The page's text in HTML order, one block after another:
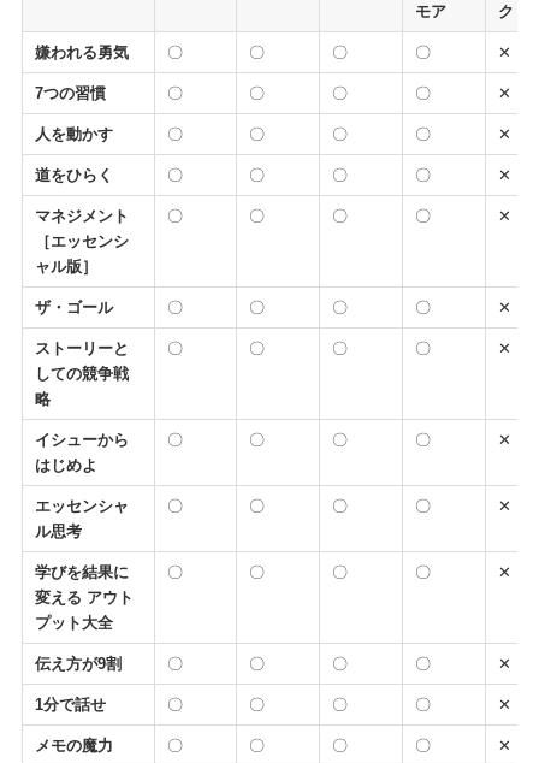
モア
ク
嫌われる勇気 〇 〇 〇 〇 ✕
7つの習慣 〇 〇 〇 〇 ✕
人を動かす 〇 〇 〇 〇 ✕
道をひらく 〇 〇 〇 〇 ✕
マネジメント
［エッセンシ
ャル版］
〇 〇 〇 〇 ✕
ザ・ゴール 〇 〇 〇 〇 ✕
ストーリーと
しての競争戦
略
〇 〇 〇 〇 ✕
イシューから
はじめよ
〇 〇 〇 〇 ✕
エッセンシャ
ル思考
〇 〇 〇 〇 ✕
学びを結果に
変える アウト
プット大全
〇 〇 〇 〇 ✕
伝え方が9割 〇 〇 〇 〇 ✕
1分で話せ 〇 〇 〇 〇 ✕
メモの魔力 〇 〇 〇 〇 ✕